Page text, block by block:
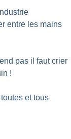
entre les mains
pas il faut crier
!
et tous